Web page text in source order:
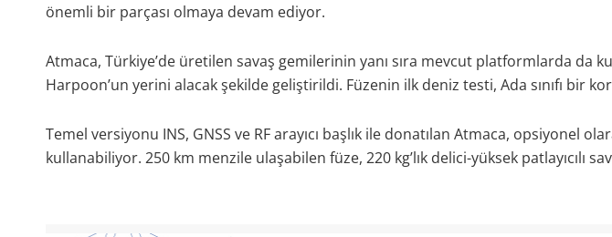
önemli bir parçası olmaya devam ediyor.
Atmaca, Türkiye’de üretilen savaş gemilerinin yanı sıra mevcut platformlarda da
Harpoon’un yerini alacak şekilde geliştirildi. Füzenin ilk deniz testi, Ada sınıfı bir
Temel versiyonu INS, GNSS ve RF arayıcı başlık ile donatılan Atmaca, opsiyonel
kullanabiliyor. 250 km menzile ulaşabilen füze, 220 kg’lık delici-yüksek patlayıcılı